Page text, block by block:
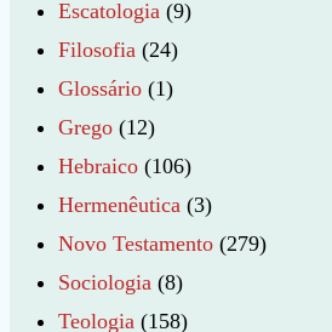
Escatologia (9)
Filosofia (24)
Glossário (1)
Grego (12)
Hebraico (106)
Hermenêutica (3)
Novo Testamento (279)
Sociologia (8)
Teologia (158)